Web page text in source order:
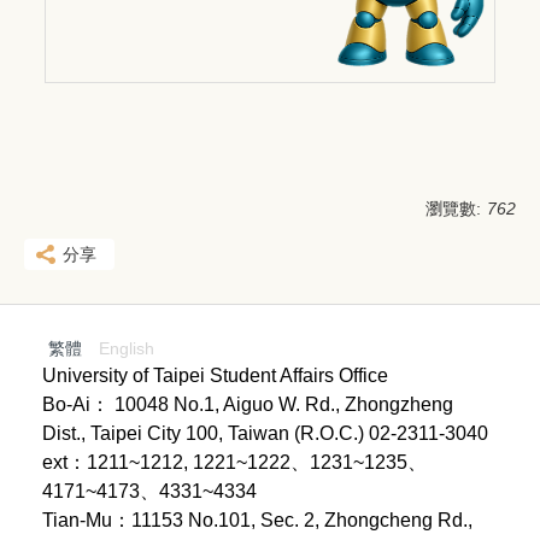
瀏覽數: 762
分享
繁體 English
University of Taipei Student Affairs Office
Bo-Ai： 10048 No.1, Aiguo W. Rd., Zhongzheng
Dist., Taipei City 100, Taiwan (R.O.C.) 02-2311-3040
ext：1211~1212, 1221~1222、1231~1235、
4171~4173、4331~4334
Tian-Mu：11153 No.101, Sec. 2, Zhongcheng Rd.,